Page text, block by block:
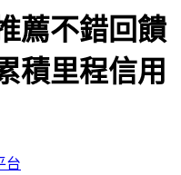
薦不錯回饋
積里程信用
台